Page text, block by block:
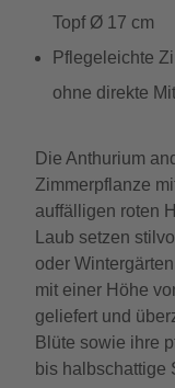
Topf Ø 17 cm
Pflegeleichte
ohne direkte
Die Anthurium
Zimmerpflanze
auffälligen roten
Laub setzen
oder
mit einer Höhe
geliefert und
Blüte sowie ihre
bis halbschattige